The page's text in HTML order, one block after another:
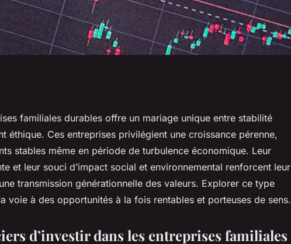
dans les
familiales durables offre un mariage unique entre stabilité
éthique. Ces entreprises privilégient une croissance pérenne,
stables même en période de turbulence économique. Leur
et leur souci d’impact social et environnemental renforcent leur
transmission générationnelle des valeurs. Explorer ce type
voie à des opportunités à la fois rentables et porteuses de sens.
d’investir dans les entreprises familiales